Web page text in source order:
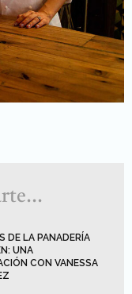
DE LA PANADERÍA
UNA
CON VANESSA